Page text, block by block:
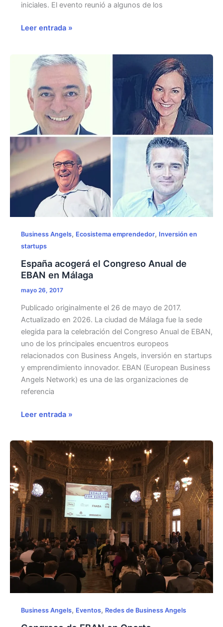
iniciales. El evento reunió a algunos de los
Congreso
Helsinki
Leer entrada »
Business Angels, Ecosistema emprendedor, Inversión en
startups
España acogerá el Congreso Anual de
EBAN en Málaga
mayo 26, 2017
Publicado originalmente el 26 de mayo de 2017.
Actualizado en 2026. La ciudad de Málaga fue la sede
elegida para la celebración del Congreso Anual de EBAN,
uno de los principales encuentros europeos
relacionados con Business Angels, inversión en startups
y emprendimiento innovador. EBAN (European Business
Angels Network) es una de las organizaciones de
referencia
España
Congreso
Anual
de
EBAN
en
Málaga
Leer entrada »
Business Angels, Eventos, Redes de Business Angels